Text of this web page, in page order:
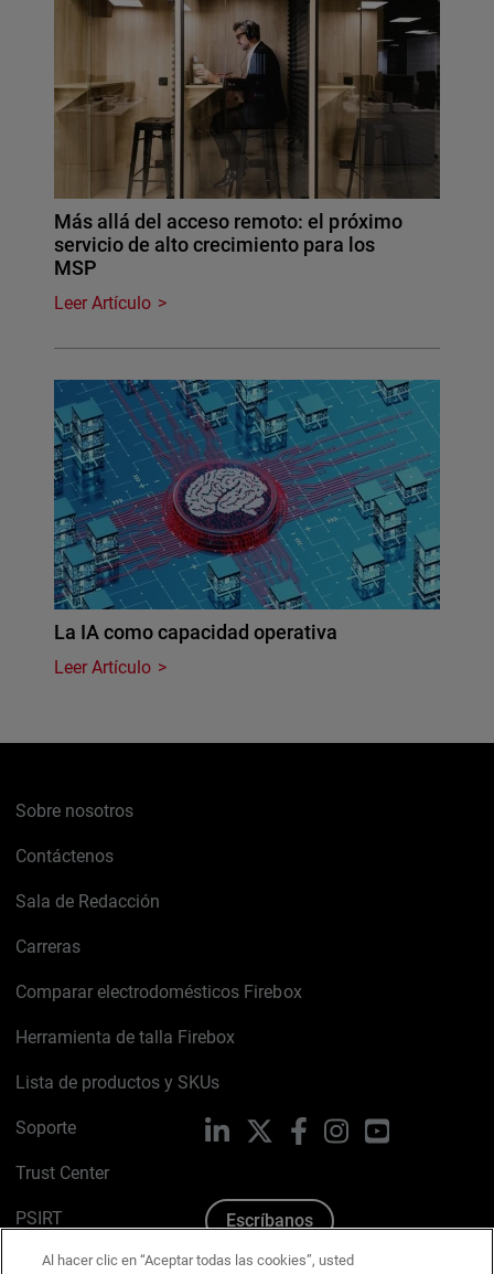
Más allá del acceso remoto: el próximo
servicio de alto crecimiento para los
MSP
Leer Artículo
La IA como capacidad operativa
Leer Artículo
Sobre nosotros
Contáctenos
Sala de Redacción
Carreras
Comparar electrodomésticos Firebox
Herramienta de talla Firebox
Lista de productos y SKUs
Soporte
Trust Center
PSIRT
Política de cookies
LinkedIn FacebookInstagramYouTube
Escríbanos
Al hacer clic en “Aceptar todas las cookies”, usted